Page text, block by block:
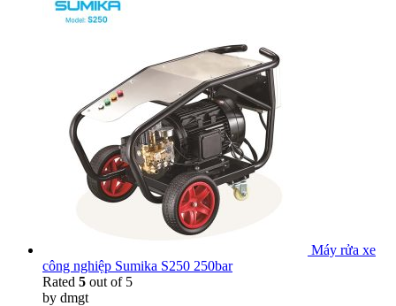
Máy rửa xe
công nghiệp Sumika S250 250bar
Rated 5 out of 5
by dmgt